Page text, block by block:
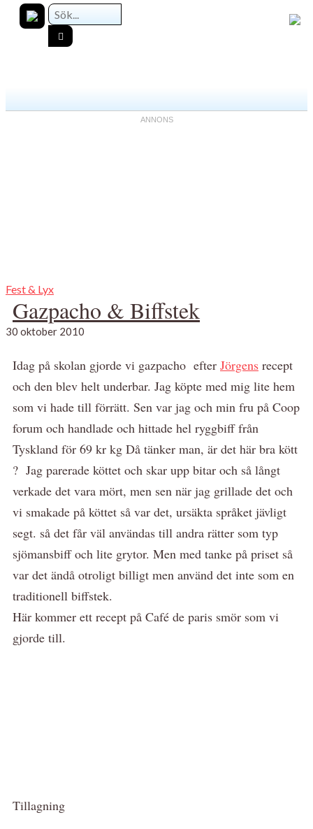
Fest & Lyx
Gazpacho & Biffstek
30 oktober 2010
Idag på skolan gjorde vi gazpacho efter Jörgens recept
och den blev helt underbar. Jag köpte med mig lite hem
som vi hade till förrätt. Sen var jag och min fru på Coop
forum och handlade och hittade hel ryggbiff från
Tyskland för 69 kr kg Då tänker man, är det här bra kött
? Jag parerade köttet och skar upp bitar och så långt
verkade det vara mört, men sen när jag grillade det och
vi smakade på köttet så var det, ursäkta språket jävligt
segt. så det får väl användas till andra rätter som typ
sjömansbiff och lite grytor. Men med tanke på priset så
var det ändå otroligt billigt men använd det inte som en
traditionell biffstek.
Här kommer ett recept på Café de paris smör som vi
gjorde till.
Tillagning